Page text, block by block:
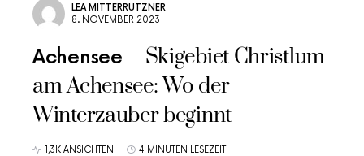
LEA MITTERRUTZNER
8. NOVEMBER 2023
Achensee
Skigebiet Christlum
am Achensee: Wo der
Winterzauber beginnt
1,3K ANSICHTEN 4 MINUTEN LESEZEIT